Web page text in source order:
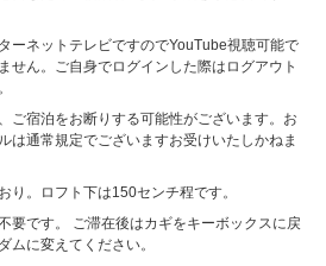
ーネットテレビですのでYouTube視聴可能で
せん。ご自身でログインした際はログアウト
ご宿泊をお断りする可能性がございます。お
は通常規定でございますお受けいたしかねま
り。ロフト下は150センチ程です。
要です。 ご滞在後はカギをキーボックスに戻
ムに変えてください。